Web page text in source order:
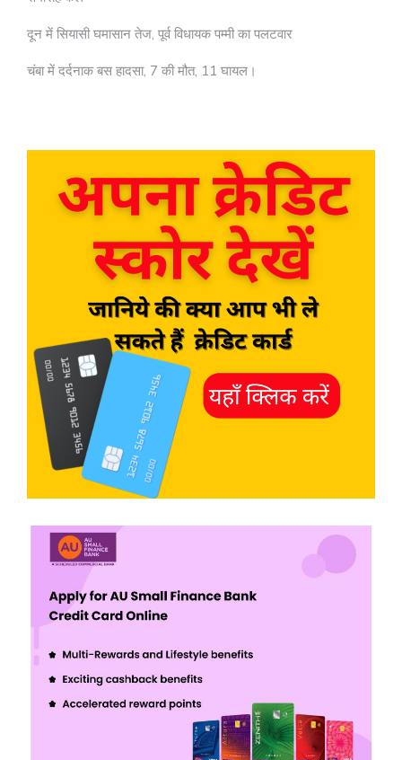
दून में सियासी घमासान तेज, पूर्व विधायक पम्मी का पलटवार
चंबा में दर्दनाक बस हादसा, 7 की मौत, 11 घायल।